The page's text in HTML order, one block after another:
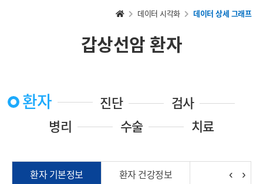
홈
가
기
데이터 시각화 데이터 상세 그래프
갑상선암 환자
환자 진단
검사
병리
수술 치료
환자 기본정보 환자 건강정보 ‹ ›